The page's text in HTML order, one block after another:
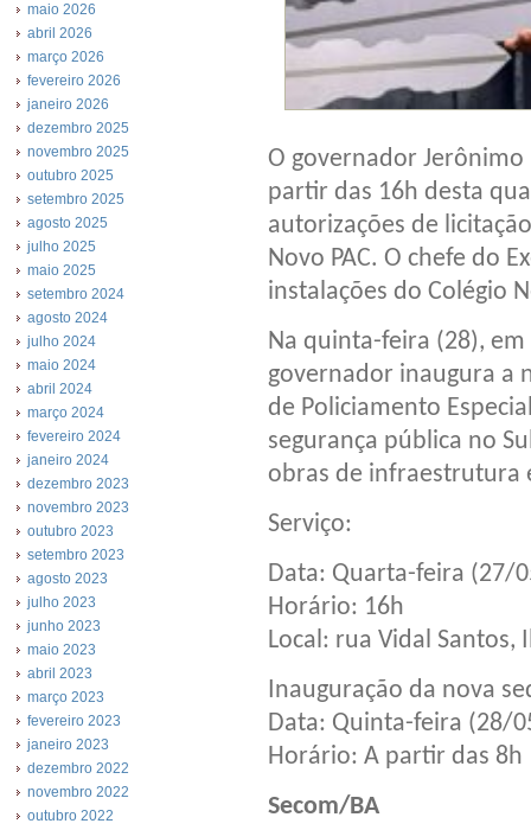
maio 2026
abril 2026
março 2026
fevereiro 2026
janeiro 2026
dezembro 2025
novembro 2025
outubro 2025
setembro 2025
agosto 2025
julho 2025
maio 2025
setembro 2024
agosto 2024
julho 2024
maio 2024
abril 2024
março 2024
fevereiro 2024
janeiro 2024
dezembro 2023
novembro 2023
outubro 2023
setembro 2023
agosto 2023
julho 2023
junho 2023
maio 2023
abril 2023
março 2023
fevereiro 2023
janeiro 2023
dezembro 2022
novembro 2022
outubro 2022
O governador
partir das 16h desta
autorizações de
Novo PAC. O chefe do
instalações do Colégio
Na quinta-feira (28),
governador inaugura a
de Policiamento
segurança pública no
obras de infraestrutura
Serviço:
Data: Quarta-feira (27/
Horário: 16h
Local: rua Vidal Santos,
Inauguração da nova
Data: Quinta-feira (28/
Horário: A partir das 8h
Secom/BA